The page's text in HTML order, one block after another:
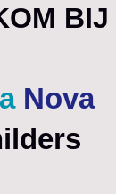
BIJ
Nova